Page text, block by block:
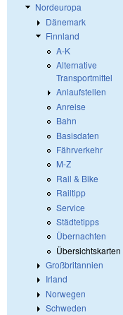
Nordeuropa
Dänemark
Finnland
A-K
Alternative
Transportmittel
Anlaufstellen
Anreise
Bahn
Basisdaten
Fährverkehr
M-Z
Rail & Bike
Railtipp
Service
Städtetipps
Übernachten
Übersichtskarten
Großbritannien
Irland
Norwegen
Schweden